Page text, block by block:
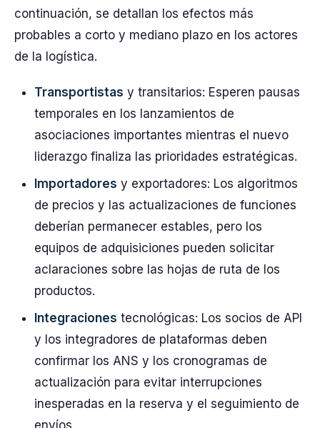
continuación, se detallan los efectos más
probables a corto y mediano plazo en los actores
de la logística.
Transportistas y transitarios: Esperen pausas
temporales en los lanzamientos de
asociaciones importantes mientras el nuevo
liderazgo finaliza las prioridades estratégicas.
Importadores y exportadores: Los algoritmos
de precios y las actualizaciones de funciones
deberían permanecer estables, pero los
equipos de adquisiciones pueden solicitar
aclaraciones sobre las hojas de ruta de los
productos.
Integraciones tecnológicas: Los socios de API
y los integradores de plataformas deben
confirmar los ANS y los cronogramas de
actualización para evitar interrupciones
inesperadas en la reserva y el seguimiento de
envíos.